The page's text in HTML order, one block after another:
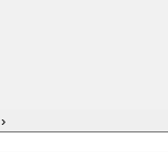
›